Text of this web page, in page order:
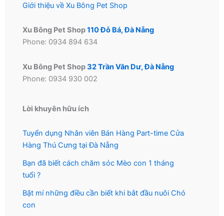
Giới thiệu về Xu Bông Pet Shop
Xu Bông Pet Shop110 Đỗ Bá, Đà Nẵng
Phone: 0934 894 634
Xu Bông Pet Shop32 Trần Văn Dư, Đà Nẵng
Phone: 0934 930 002
Lời khuyên hữu ích
Tuyển dụng Nhân viên Bán Hàng Part-time Cửa
Hàng Thú Cưng tại Đà Nẵng
Bạn đã biết cách chăm sóc Mèo con 1 tháng
tuổi ?
Bật mí những điều cần biết khi bắt đầu nuôi Chó
con